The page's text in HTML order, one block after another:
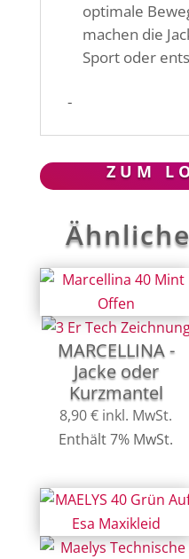
optimale
machen die
Sport oder
-
ZUM
MARCELLINA -
Jacke oder
Kurzmantel
8,90€ inkl. MwSt.
Enthält 7% MwSt.